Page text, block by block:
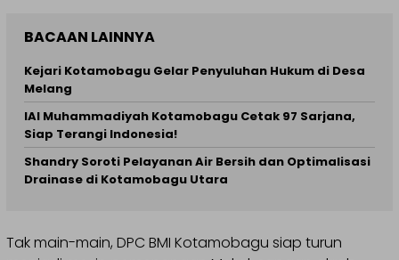
BACAAN LAINNYA
Kejari Kotamobagu Gelar Penyuluhan Hukum di Desa
Melang
IAI Muhammadiyah Kotamobagu Cetak 97 Sarjana,
Siap Terangi Indonesia!
Shandry Soroti Pelayanan Air Bersih dan Optimalisasi
Drainase di Kotamobagu Utara
Tak main-main, DPC BMI Kotamobagu siap turun